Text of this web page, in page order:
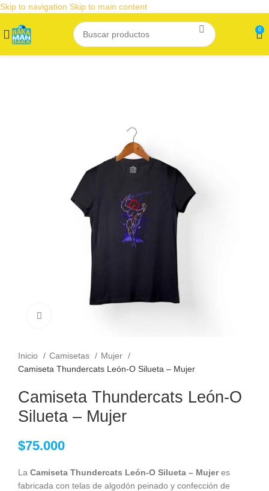
Skip to navigation Skip to main content
0
Inicio Camisetas
Mujer
Camiseta Thundercats León-O Silueta – Mujer
Camiseta Thundercats León-O
Silueta – Mujer
$75.000
La Camiseta Thundercats León-O Silueta – Mujeres
fabricada con telas de algodón peinado y confección de